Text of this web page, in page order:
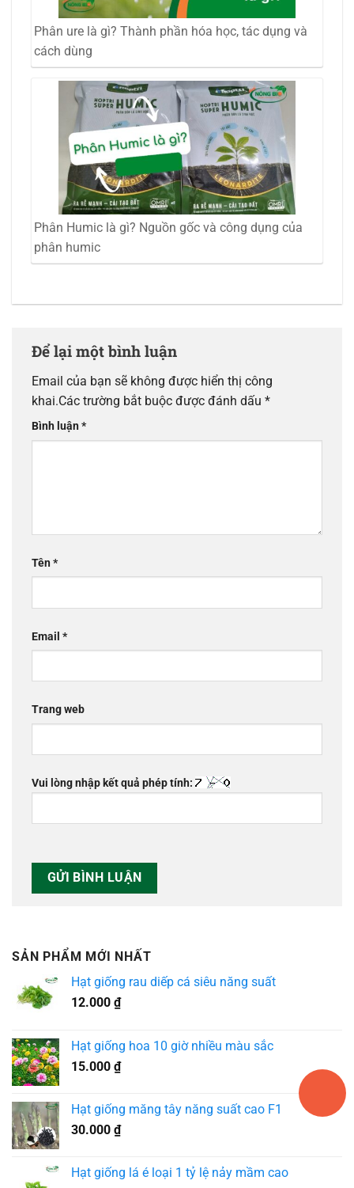
Phân ure là gì? Thành phần hóa học, tác dụng và
cách dùng
Phân Humic là gì? Nguồn gốc và công dụng của
phân humic
Để lại một bình luận
Email của bạn sẽ không được hiển thị công
khai.Các trường bắt buộc được đánh dấu *
Bình luận*
Tên*
Email *
Trang web
Vui lòng nhập kết quả phép tính:
SẢN PHẨM MỚI NHẤT
Hạt giống rau diếp cá siêu năng suất
12.000 ₫
Hạt giống hoa 10 giờ nhiều màu sắc
15.000 ₫
Hạt giống măng tây năng suất cao F1
30.000 ₫
Hạt giống lá é loại 1 tỷ lệ nảy mầm cao